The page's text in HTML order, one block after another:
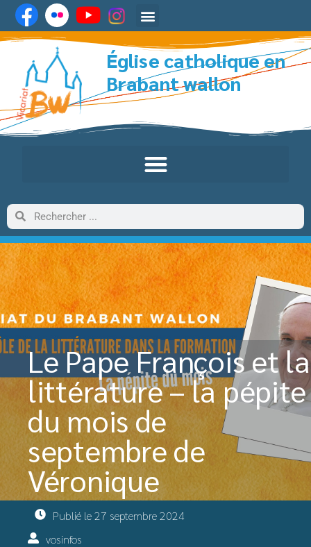
Église catholique en
Brabant wallon
Le Pape François et la
littérature – la pépite
du mois de
septembre de
Véronique
Publié le27 septembre 2024
vosinfos